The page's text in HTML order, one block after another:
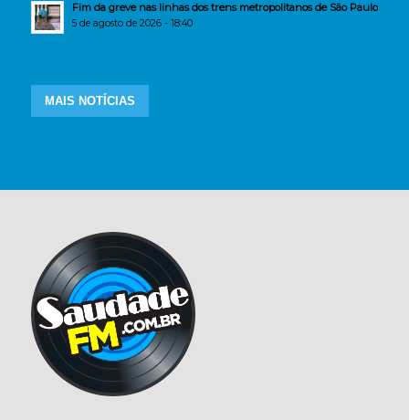
Fim da greve nas linhas dos trens metropolitanos de São Paulo
5 de agosto de 2026 - 18:40
MAIS NOTÍCIAS